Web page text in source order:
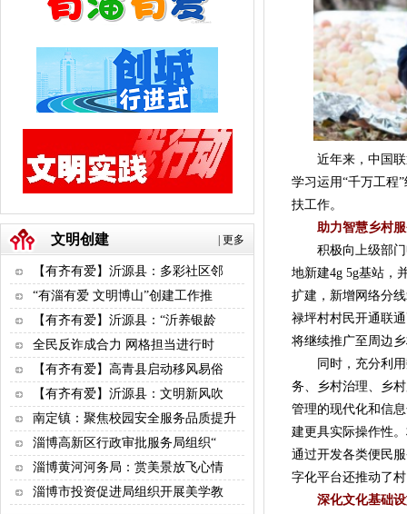
更多
文明创建
【有齐有爱】沂源县：多彩社区邻
“有淄有爱 文明博山”创建工作推
【有齐有爱】沂源县：“沂养银龄
全民反诈成合力 网格担当进行时
【有齐有爱】高青县启动移风易俗
【有齐有爱】沂源县：文明新风吹
南定镇：聚焦校园安全服务品质提升
淄博高新区行政审批服务局组织“
淄博黄河河务局：赏美景放飞心情
淄博市投资促进局组织开展美学教
近年来，中国
学习运用“千万工程
扶工作。
助力智慧乡村
积极向上级部门
地新建4g 5g基站，
扩建，新增网络分
禄坪村村民开通联
将继续推广至周边
同时，充分利用
务、乡村治理、乡
管理的现代化和信
建更具实际操作性
通过开发各类便民
字化平台还推动了
深化文化基础